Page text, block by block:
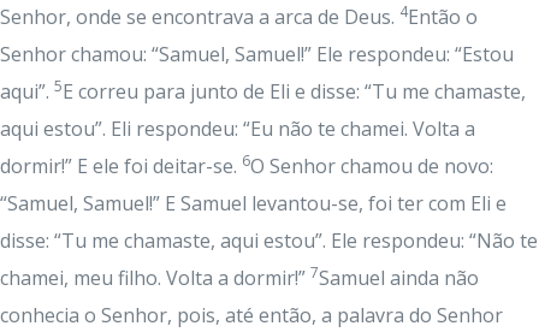
Senhor, onde se encontrava a arca de Deus. 4Então o
Senhor chamou: “Samuel, Samuel!” Ele respondeu: “Estou
aqui”. 5E correu para junto de Eli e disse: “Tu me chamaste,
aqui estou”. Eli respondeu: “Eu não te chamei. Volta a
dormir!” E ele foi deitar-se. 6O Senhor chamou de novo:
“Samuel, Samuel!” E Samuel levantou-se, foi ter com Eli e
disse: “Tu me chamaste, aqui estou”. Ele respondeu: “Não te
chamei, meu filho. Volta a dormir!” 7Samuel ainda não
conhecia o Senhor, pois, até então, a palavra do Senhor